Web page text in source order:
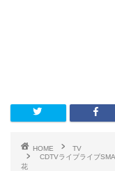
HOME
TV
CDTVライブライブ
花